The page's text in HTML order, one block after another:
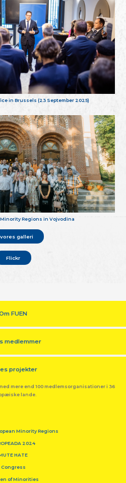
in Brussels (23 September 2025)
Regions in Vojvodina
galleri
Flickr
FUEN
medlemmer
projekter
mere end 100 medlemsorganisationer i 36
lande.
Minority Regions
2024
HATE
Congress
of Minorities